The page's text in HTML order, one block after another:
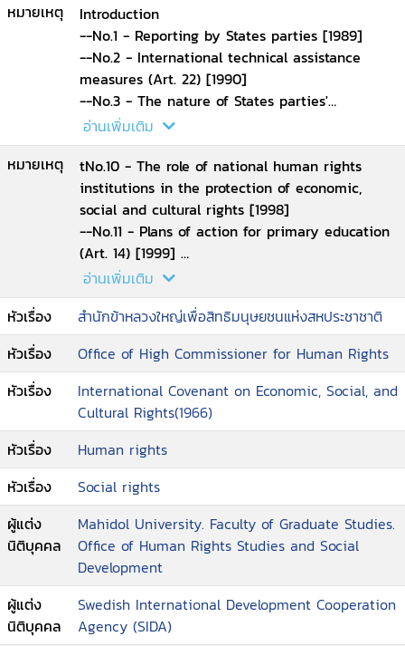
หมายเหตุ
Introduction
--No.1 - Reporting by States parties [1989]
--No.2 - International technical assistance
measures (Art. 22) [1990]
--No.3 - The nature of States parties'
obligations (Art. 2, para. 1) [1990]
--No.4 - The right to adequate housing (Art. 11,
para. 1) [1991]
--No.5 - Persons with disabilities [1994]
--No.6 - The economic, social and cultural
rights of older persons [1995]
--No.7 - The right to adequate (Art. 11 (1) of
the Covenant) : forced evictions
--No.8 - The relationship between economic
sanctions and respect for economic, social and
cultural rights [1997]
--No.9 - The domestic application of the
Covenant [1998].
อ่านเพิ่มเติม
หมายเหตุ
tNo.10 - The role of national human rights
institutions in the protection of economic,
social and cultural rights [1998]
--No.11 - Plans of action for primary education
(Art. 14) [1999]
--No.12 - The right to adequate food (Art. 11)
[1999]
--No.13 - The right to education (Art. 13) [1999]
--No.14 - The right to the highest attainable
standard of health (Art. 12) [2000]
--No.15 - The right to water (Arts. 11 and 12)
[2002].
อ่านเพิ่มเติม
หัวเรื่อง
สำนักข้าหลวงใหญ่เพื่อสิทธิมนุษยชนแห่งสหประชาชาติ
หัวเรื่อง
Office of High Commissioner for Human Rights
หัวเรื่อง
International Covenant on Economic, Social, and
Cultural Rights(1966)
หัวเรื่อง
Human rights
หัวเรื่อง
Social rights
ผู้แต่ง
นิติบุคคล
Mahidol University. Faculty of Graduate Studies.
Office of Human Rights Studies and Social
Development
ผู้แต่ง
นิติบุคคล
Swedish International Development Cooperation
Agency (SIDA)